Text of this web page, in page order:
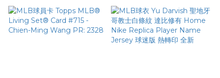
Box 完整盒出售 封膜
未拆 Fanatics 官網
獨家 全新